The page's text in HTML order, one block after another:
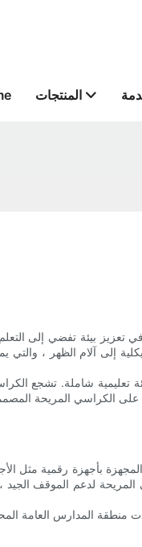
المنتجات
في تعزيز بيئة تفضي إلى
إلى آلام الظهر ،
تعليمية شاملة. تشجع
بأجهزة رقمية مثل
لدعم الموقف